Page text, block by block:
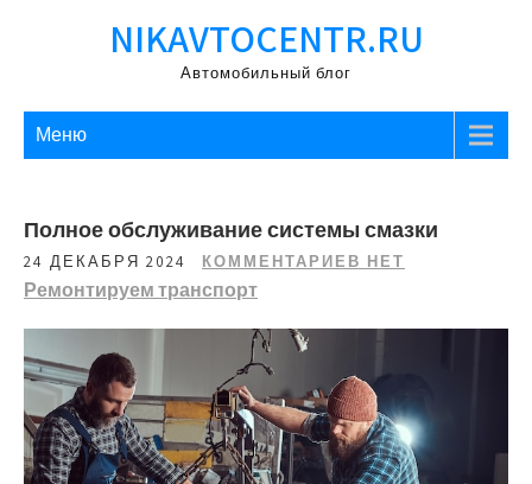
NIKAVTOCENTR.RU
Автомобильный блог
Меню
Полное обслуживание системы смазки
24 ДЕКАБРЯ 2024 КОММЕНТАРИЕВ НЕТ
Ремонтируем транспорт